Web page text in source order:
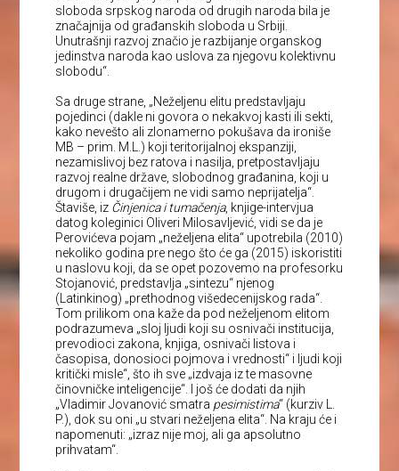
sloboda srpskog naroda od drugih naroda bila je
značajnija od građanskih sloboda u Srbiji.
Unutrašnji razvoj značio je razbijanje organskog
jedinstva naroda kao uslova za njegovu kolektivnu
slobodu“.
Sa druge strane, „Neželjenu elitu predstavljaju
pojedinci (dakle ni govora o nekakvoj kasti ili sekti,
kako nevešto ali zlonamerno pokušava da ironiše
MB – prim. M.L.) koji teritorijalnoj ekspanziji,
nezamislivoj bez ratova i nasilja, pretpostavljaju
razvoj realne države, slobodnog građanina, koji u
drugom i drugačijem ne vidi samo neprijatelja“.
Štaviše, iz Činjenica i tumačenja, knjige-intervjua
datog koleginici Oliveri Milosavljević, vidi se da je
Perovićeva pojam „neželjena elita“ upotrebila (2010)
nekoliko godina pre nego što će ga (2015) iskoristiti
u naslovu koji, da se opet pozovemo na profesorku
Stojanović, predstavlja „sintezu“ njenog
(Latinkinog) „prethodnog višedecenijskog rada“.
Tom prilikom ona kaže da pod neželjenom elitom
podrazumeva „sloj ljudi koji su osnivači institucija,
prevodioci zakona, knjiga, osnivači listova i
časopisa, donosioci pojmova i vrednosti“ i ljudi koji
kritički misle“, što ih sve „izdvaja iz te masovne
činovničke inteligencije“. I još će dodati da njih
„Vladimir Jovanović smatra pesimistima“ (kurziv L.
P.), dok su oni „u stvari neželjena elita“. Na kraju će i
napomenuti: „izraz nije moj, ali ga apsolutno
prihvatam“.